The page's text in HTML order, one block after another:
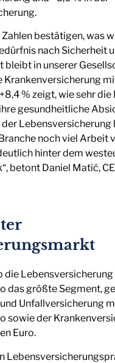
Zahlen bestätigen, was
nach Sicherheit
bleibt in unserer
Krankenversicherung
% zeigt, wie sehr die
gesundheitliche
der Lebensversicherung
noch viel Arbeit
hinter dem
betont Daniel Matić,
die
das größte Segment,
Unfallversicherung
sowie der
Euro.